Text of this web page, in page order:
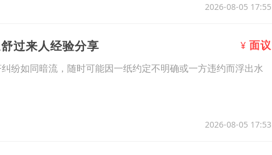
2026-08-05 17:55
过来人经验分享 ¥ 面议
纷如同暗流，随时可能因一纸约定不明确或一方违约而浮出水
2026-08-05 17:53